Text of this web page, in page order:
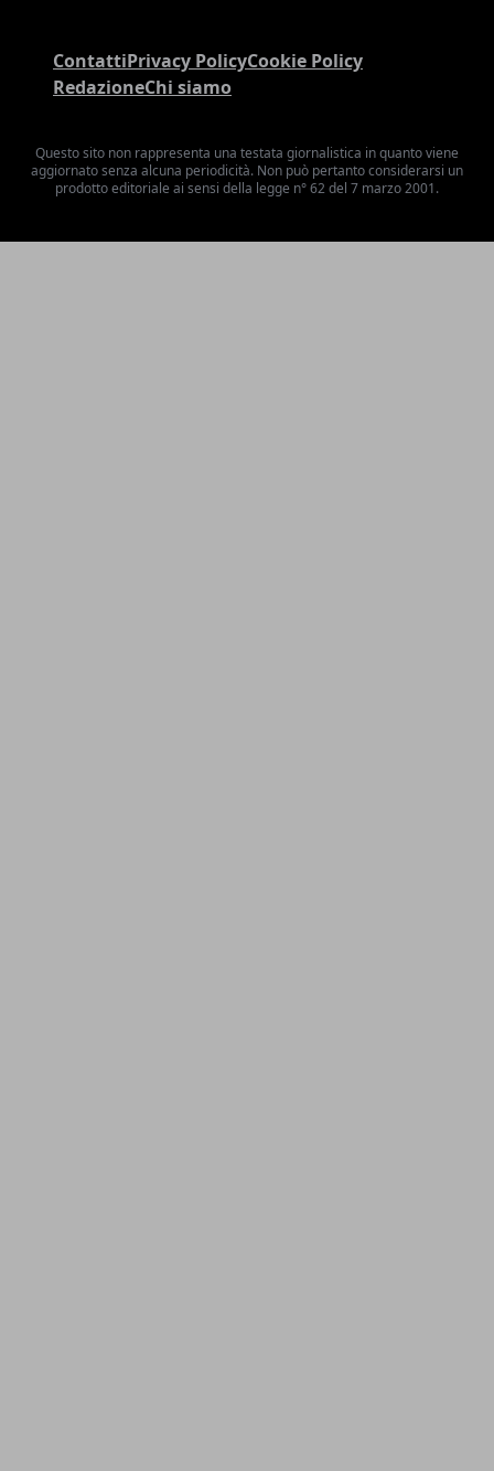
ContattiPrivacy PolicyCookie Policy
RedazioneChi siamo
Questo sito non rappresenta una testata giornalistica in quanto viene
aggiornato senza alcuna periodicità. Non può pertanto considerarsi un
prodotto editoriale ai sensi della legge n° 62 del 7 marzo 2001.